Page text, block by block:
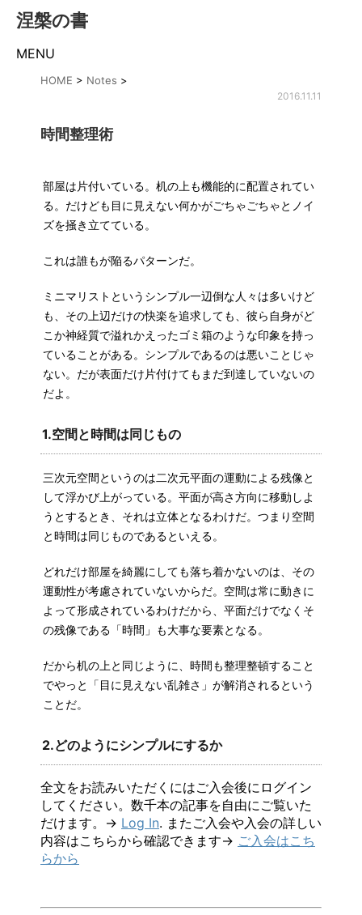
涅槃の書
MENU
HOME > Notes >
2016.11.11
時間整理術
部屋は片付いている。机の上も機能的に配置されてい
る。だけども目に見えない何かがごちゃごちゃとノイ
ズを掻き立てている。
これは誰もが陥るパターンだ。
ミニマリストというシンプル一辺倒な人々は多いけど
も、その上辺だけの快楽を追求しても、彼ら自身がど
こか神経質で溢れかえったゴミ箱のような印象を持っ
ていることがある。シンプルであるのは悪いことじゃ
ない。だが表面だけ片付けてもまだ到達していないの
だよ。
1.空間と時間は同じもの
三次元空間というのは二次元平面の運動による残像と
して浮かび上がっている。平面が高さ方向に移動しよ
うとするとき、それは立体となるわけだ。つまり空間
と時間は同じものであるといえる。
どれだけ部屋を綺麗にしても落ち着かないのは、その
運動性が考慮されていないからだ。空間は常に動きに
よって形成されているわけだから、平面だけでなくそ
の残像である「時間」も大事な要素となる。
だから机の上と同じように、時間も整理整頓すること
でやっと「目に見えない乱雑さ」が解消されるという
ことだ。
2.どのようにシンプルにするか
全文をお読みいただくにはご入会後にログイン
してください。数千本の記事を自由にご覧いた
だけます。→ Log In. またご入会や入会の詳しい
内容はこちらから確認できます→ ご入会はこち
らから